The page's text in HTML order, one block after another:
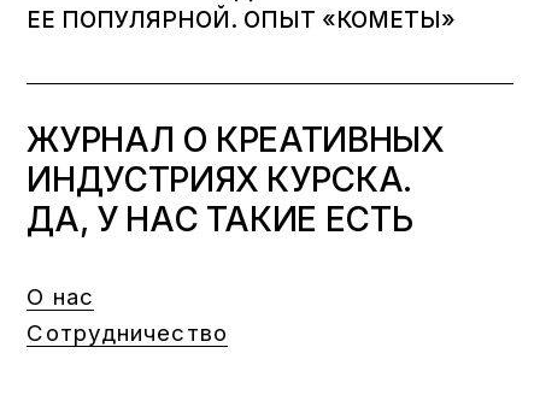
ЕЕ ПОПУЛЯРНОЙ. ОПЫТ «КОМЕТЫ»
ЖУРНАЛ О КРЕАТИВНЫХ
ИНДУСТРИЯХ КУРСКА.
ДА, У НАС ТАКИЕ ЕСТЬ
О нас
Сотрудничество